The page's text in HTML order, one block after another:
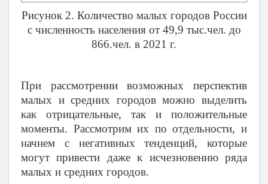
Рисунок 2. Количество малых городов России
с численность населения от 49,9 тыс.чел. до
866.чел. в 2021 г.
При рассмотрении возможных перспектив
малых и средних городов можно выделить
как отрицательные, так и положительные
моменты. Рассмотрим их по отдельности, и
начнем с негативных тенденций, которые
могут привести даже к исчезновению ряда
малых и средних городов.